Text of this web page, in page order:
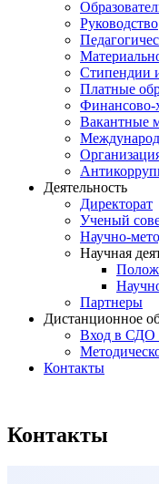
Руководство
Стипендии
Платные
Финансово-
Вакантные
Деятельность
Директорат
Ученый
Научно-
Научная
Партнеры
Дистанционное
Вход в СДО
Контакты
Контакты